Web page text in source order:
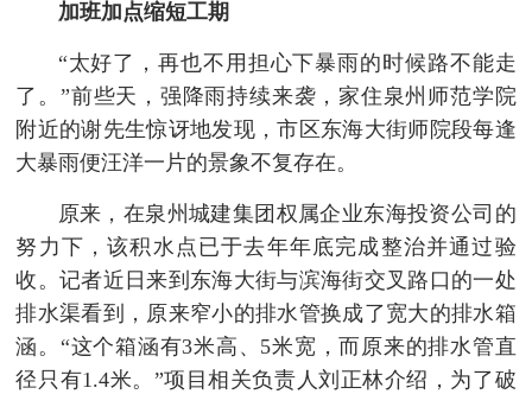
加班加点缩短工期
“太好了，再也不用担心下暴雨的时候路不能走
了。”前些天，强降雨持续来袭，家住泉州师范学院
附近的谢先生惊讶地发现，市区东海大街师院段每逢
大暴雨便汪洋一片的景象不复存在。
原来，在泉州城建集团权属企业东海投资公司的
努力下，该积水点已于去年年底完成整治并通过验
收。记者近日来到东海大街与滨海街交叉路口的一处
排水渠看到，原来窄小的排水管换成了宽大的排水箱
涵。“这个箱涵有3米高、5米宽，而原来的排水管直
径只有1.4米。”项目相关负责人刘正林介绍，为了破